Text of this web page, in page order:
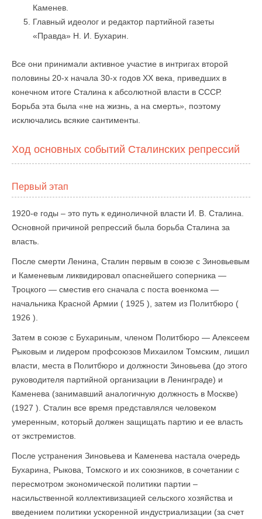
Каменев.
Главный идеолог и редактор партийной газеты
«Правда» Н. И. Бухарин.
Все они принимали активное участие в интригах второй
половины 20-х начала 30-х годов XX века, приведших в
конечном итоге Сталина к абсолютной власти в СССР.
Борьба эта была «не на жизнь, а на смерть», поэтому
исключались всякие сантименты.
Ход основных событий Сталинских репрессий
Первый этап
1920-е годы – это путь к единоличной власти И. В. Сталина.
Основной причиной репрессий была борьба Сталина за
власть.
После смерти Ленина, Сталин первым в союзе с Зиновьевым
и Каменевым ликвидировал опаснейшего соперника —
Троцкого — сместив его сначала с поста военкома —
начальника Красной Армии ( 1925 ), затем из Политбюро (
1926 ).
Затем в союзе с Бухариным, членом Политбюро — Алексеем
Рыковым и лидером профсоюзов Михаилом Томским, лишил
власти, места в Политбюро и должности Зиновьева (до этого
руководителя партийной организации в Ленинграде) и
Каменева (занимавший аналогичную должность в Москве)
(1927 ). Сталин все время представлялся человеком
умеренным, который должен защищать партию и ее власть
от экстремистов.
После устранения Зиновьева и Каменева настала очередь
Бухарина, Рыкова, Томского и их союзников, в сочетании с
пересмотром экономической политики партии –
насильственной коллективизацией сельского хозяйства и
введением политики ускоренной индустриализации (за счет